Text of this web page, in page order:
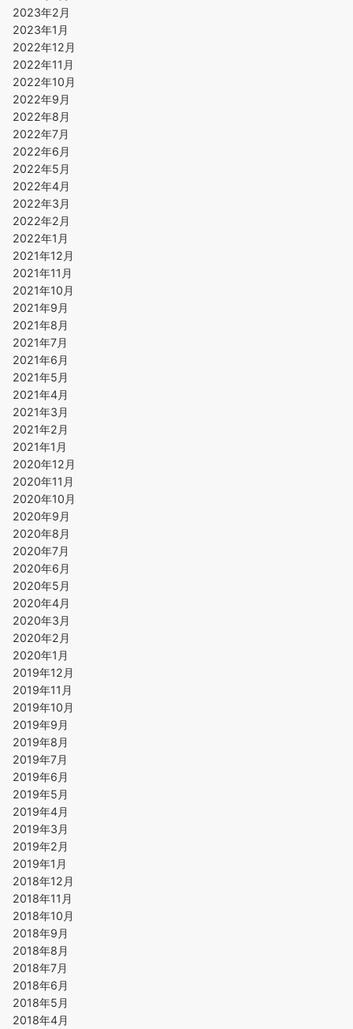
2023年2月
2023年1月
2022年12月
2022年11月
2022年10月
2022年9月
2022年8月
2022年7月
2022年6月
2022年5月
2022年4月
2022年3月
2022年2月
2022年1月
2021年12月
2021年11月
2021年10月
2021年9月
2021年8月
2021年7月
2021年6月
2021年5月
2021年4月
2021年3月
2021年2月
2021年1月
2020年12月
2020年11月
2020年10月
2020年9月
2020年8月
2020年7月
2020年6月
2020年5月
2020年4月
2020年3月
2020年2月
2020年1月
2019年12月
2019年11月
2019年10月
2019年9月
2019年8月
2019年7月
2019年6月
2019年5月
2019年4月
2019年3月
2019年2月
2019年1月
2018年12月
2018年11月
2018年10月
2018年9月
2018年8月
2018年7月
2018年6月
2018年5月
2018年4月